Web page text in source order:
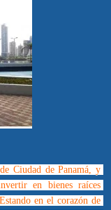
Ciudad de Panamá, y
en bienes raíces
en el corazón de